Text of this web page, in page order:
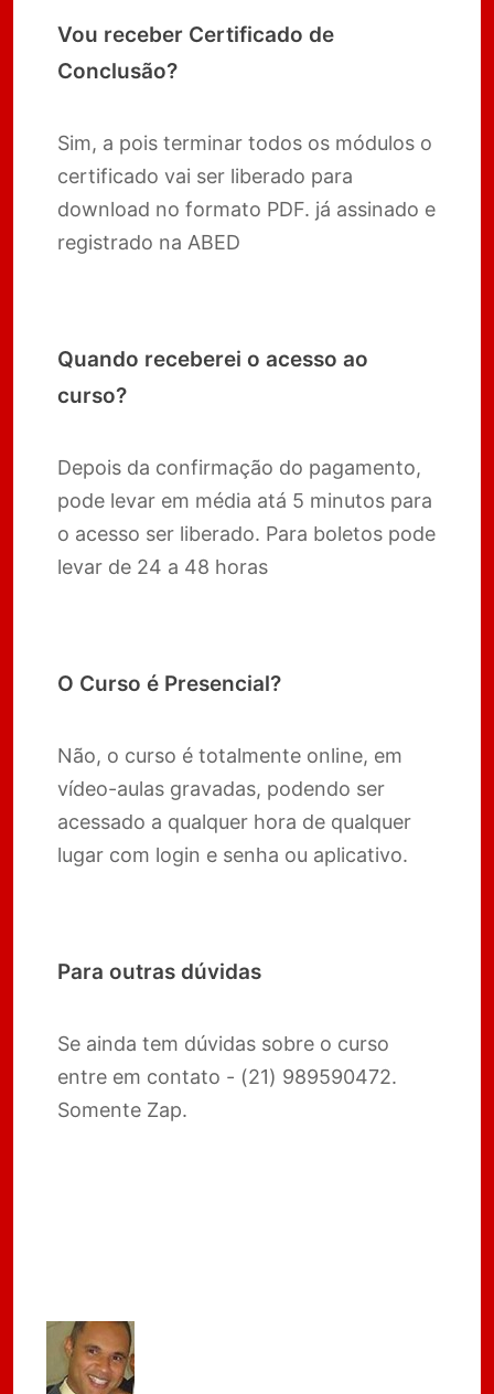
Vou receber Certificado de
Conclusão?
Sim, a pois terminar todos os módulos o
certificado vai ser liberado para
download no formato PDF. já assinado e
registrado na ABED
Quando receberei o acesso ao
curso?
Depois da confirmação do pagamento,
pode levar em média atá 5 minutos para
o acesso ser liberado. Para boletos pode
levar de 24 a 48 horas
O Curso é Presencial?
Não, o curso é totalmente online, em
vídeo-aulas gravadas, podendo ser
acessado a qualquer hora de qualquer
lugar com login e senha ou aplicativo.
Para outras dúvidas
Se ainda tem dúvidas sobre o curso
entre em contato - (21) 989590472.
Somente Zap.